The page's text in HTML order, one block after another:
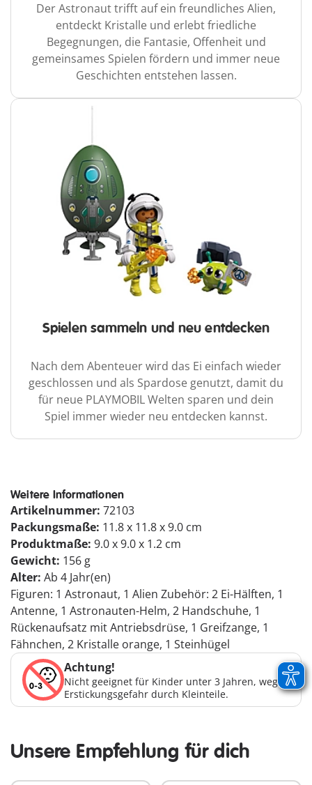
Der Astronaut trifft auf ein freundliches Alien,
entdeckt Kristalle und erlebt friedliche
Begegnungen, die Fantasie, Offenheit und
gemeinsames Spielen fördern und immer neue
Geschichten entstehen lassen.
Spielen sammeln und neu entdecken
Nach dem Abenteuer wird das Ei einfach wieder
geschlossen und als Spardose genutzt, damit du
für neue PLAYMOBIL Welten sparen und dein
Spiel immer wieder neu entdecken kannst.
Weitere Informationen
Artikelnummer: 72103
Packungsmaße: 11.8 x 11.8 x 9.0 cm
Produktmaße: 9.0 x 9.0 x 1.2 cm
Gewicht: 156 g
Alter: Ab 4 Jahr(en)
Figuren: 1 Astronaut, 1 Alien Zubehör: 2 Ei-Hälften, 1
Antenne, 1 Astronauten-Helm, 2 Handschuhe, 1
Rückenaufsatz mit Antriebsdrüse, 1 Greifzange, 1
Fähnchen, 2 Kristalle orange, 1 Steinhügel
Achtung!
Nicht geeignet für Kinder unter 3 Jahren, wegen
Erstickungsgefahr durch Kleinteile.
Unsere Empfehlung für dich